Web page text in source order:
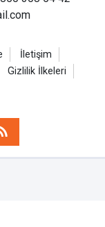
İletişim
Gizlilik İlkeleri